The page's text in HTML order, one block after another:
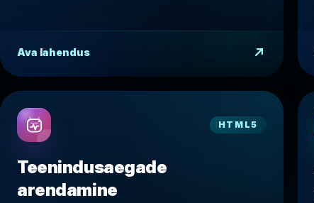
Ava lahendus
HTML5
Teenindusaegade
arendamine